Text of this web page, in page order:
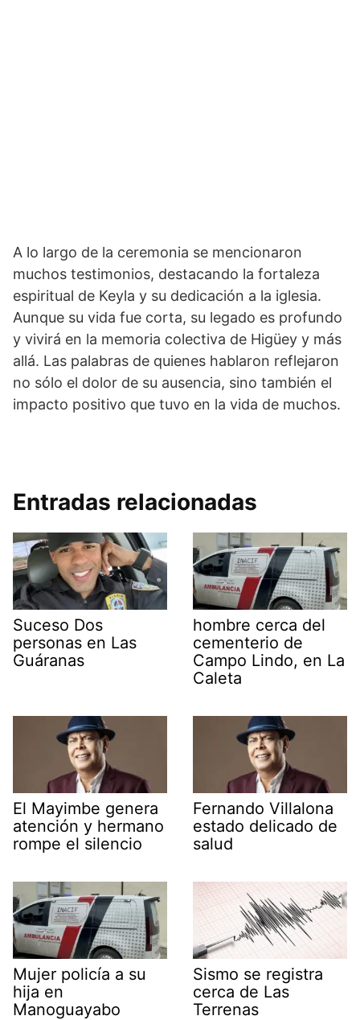
A lo largo de la ceremonia se mencionaron
muchos testimonios, destacando la fortaleza
espiritual de Keyla y su dedicación a la iglesia.
Aunque su vida fue corta, su legado es profundo
y vivirá en la memoria colectiva de Higüey y más
allá. Las palabras de quienes hablaron reflejaron
no sólo el dolor de su ausencia, sino también el
impacto positivo que tuvo en la vida de muchos.
Entradas relacionadas
Suceso Dos
personas en Las
Guáranas
hombre cerca del
cementerio de
Campo Lindo, en La
Caleta
El Mayimbe genera
atención y hermano
rompe el silencio
Fernando Villalona
estado delicado de
salud
Mujer policía a su
hija en
Manoguayabo
Sismo se registra
cerca de Las
Terrenas